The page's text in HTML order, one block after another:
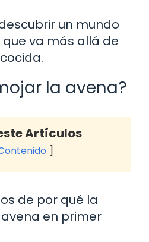
un mundo
va más allá de
la avena?
Artículos
de por qué la
en primer